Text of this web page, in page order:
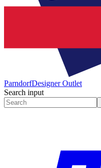
ParndorfDesigner Outlet
Search input